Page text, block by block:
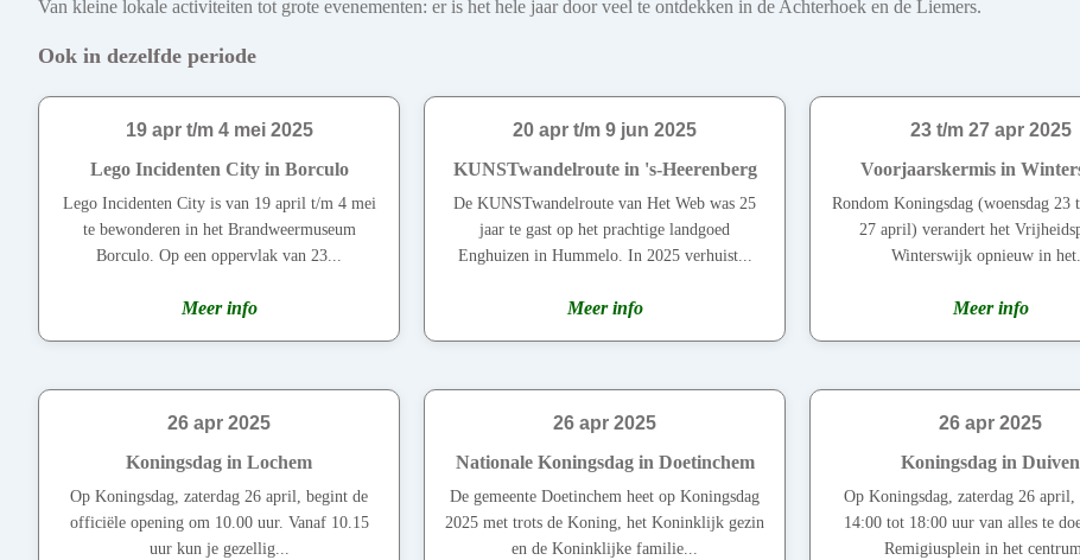
Van kleine lokale activiteiten tot grote evenementen: er is het hele jaar door veel te ontdekken in de Achterhoek en de Liemers.
Ook in dezelfde periode
19 apr t/m 4 mei 2025
Lego Incidenten City in Borculo
Lego Incidenten City is van 19 april t/m 4 mei
te bewonderen in het Brandweermuseum
Borculo. Op een oppervlak van 23...
Meer info
20 apr t/m 9 jun 2025
KUNSTwandelroute in 's-Heerenberg
De KUNSTwandelroute van Het Web was 25
jaar te gast op het prachtige landgoed
Enghuizen in Hummelo. In 2025 verhuist...
Meer info
23 t/m 27 apr 2025
Voorjaarskermis in
Rondom Koningsdag (woensdag 23
27 april) verandert het
Winterswijk opnieuw in
Meer info
26 apr 2025
Koningsdag in Lochem
Op Koningsdag, zaterdag 26 april, begint de
officiële opening om 10.00 uur. Vanaf 10.15
uur kun je gezellig...
26 apr 2025
Nationale Koningsdag in Doetinchem
De gemeente Doetinchem heet op Koningsdag
2025 met trots de Koning, het Koninklijk gezin
en de Koninklijke familie...
26 apr 2025
Koningsdag in Duiven
Op Koningsdag, zaterdag 26 april,
14:00 tot 18:00 uur van alles te
Remigiusplein in het